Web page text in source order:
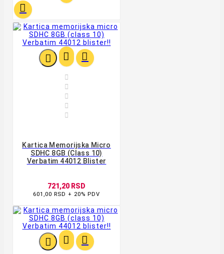

  





Kartica Memorijska Micro
SDHC 8GB (class 10)
Verbatim 44012 Blister
721,20 RSD
601,00 RSD + 20% PDV
  